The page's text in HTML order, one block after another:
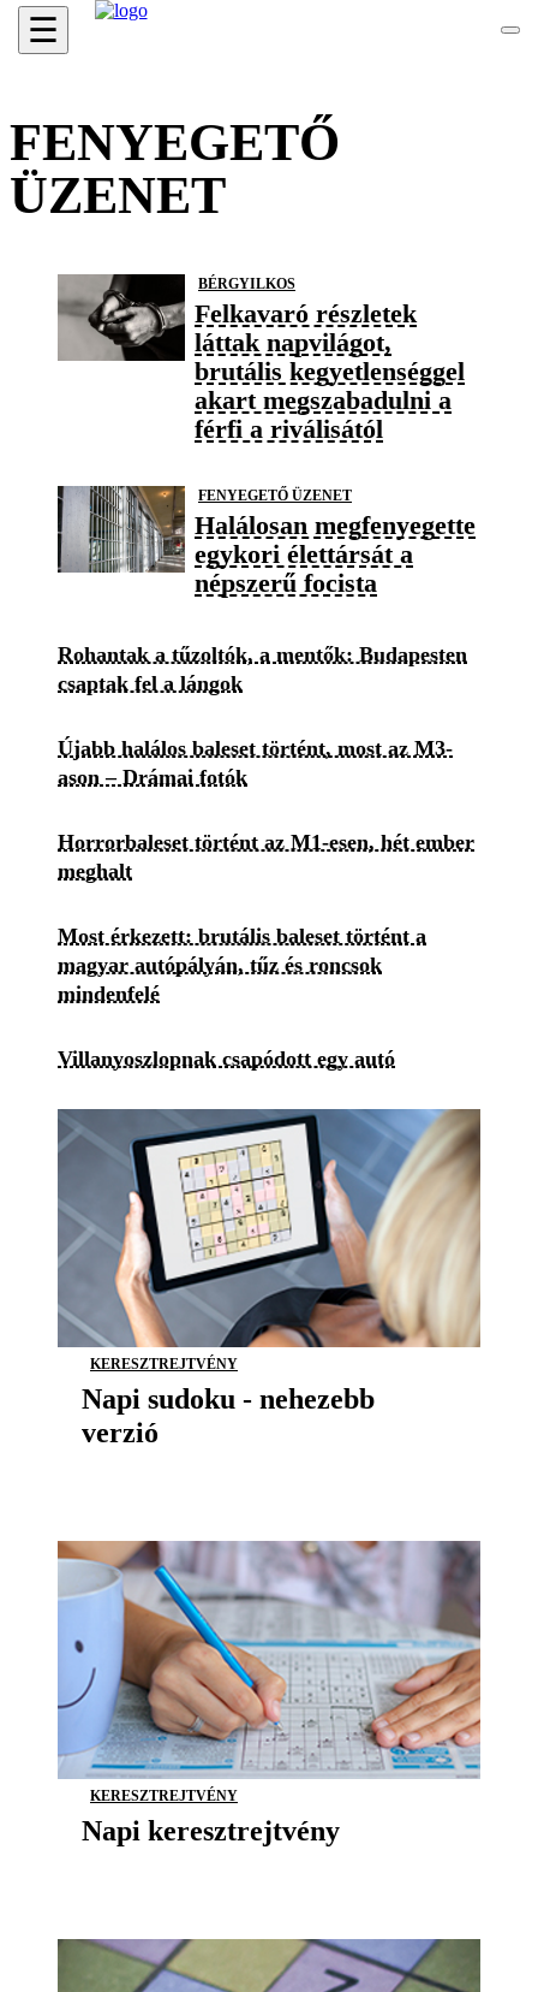
☰
FENYEGETŐ
ÜZENET
BÉRGYILKOS
Felkavaró részletek
láttak napvilágot,
brutális kegyetlenséggel
akart megszabadulni a
férfi a riválisától
FENYEGETŐ ÜZENET
Halálosan megfenyegette
egykori élettársát a
népszerű focista
Rohantak a tűzoltók, a mentők: Budapesten
csaptak fel a lángok
Újabb halálos baleset történt, most az M3-
ason – Drámai fotók
Horrorbaleset történt az M1-esen, hét ember
meghalt
Most érkezett: brutális baleset történt a
magyar autópályán, tűz és roncsok
mindenfelé
Villanyoszlopnak csapódott egy autó
KERESZTREJTVÉNY
Napi sudoku - nehezebb
verzió
KERESZTREJTVÉNY
Napi keresztrejtvény